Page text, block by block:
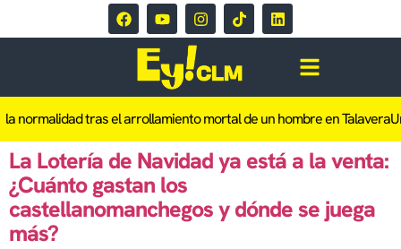
tras el arrollamiento mortal de un hombre en Talavera
La Lotería de Navidad ya está a la venta:
¿Cuánto gastan los
castellanomanchegos y dónde se juega
más?